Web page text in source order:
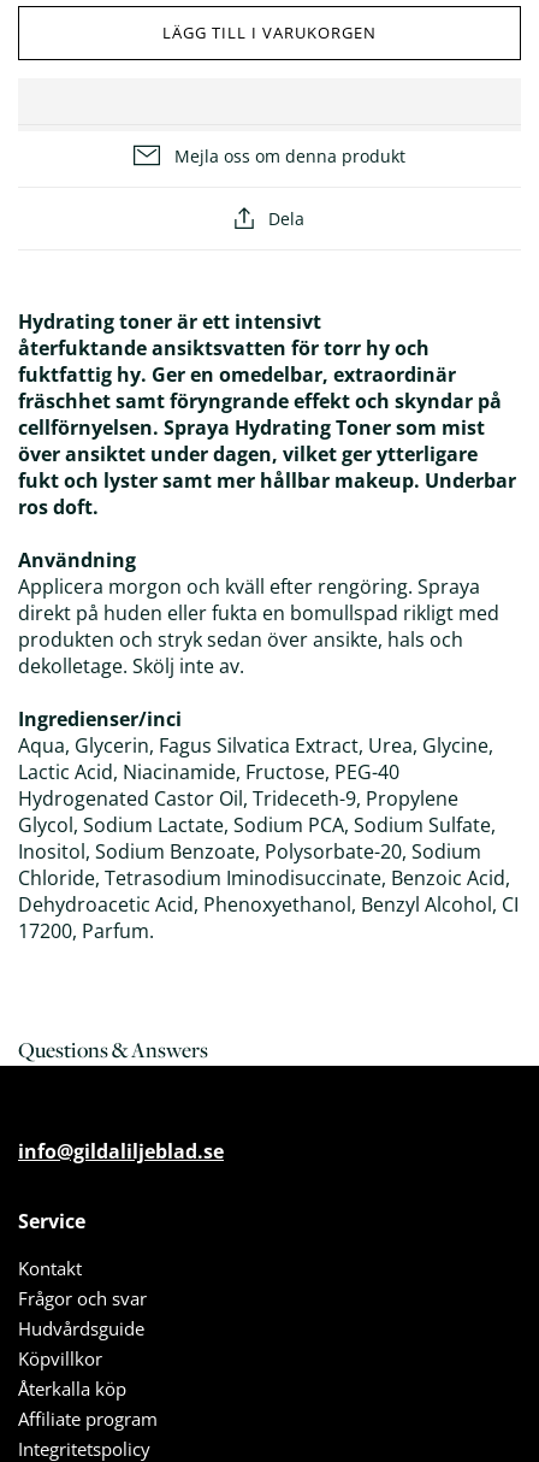
Glöm inte solskyddet! ☀️
LÄGG TILL I VARUKORGEN
Mejla oss om denna produkt
Dela
Hydrating toner är ett intensivt
återfuktande ansiktsvatten för torr hy och
fuktfattig hy. Ger en omedelbar, extraordinär
fräschhet samt föryngrande effekt och skyndar på
cellförnyelsen. Spraya Hydrating Toner som mist
över ansiktet under dagen, vilket ger ytterligare
fukt och lyster samt mer hållbar makeup. Underbar
ros doft.
Användning
Applicera morgon och kväll efter rengöring. Spraya
direkt på huden eller fukta en bomullspad rikligt med
produkten och stryk sedan över ansikte, hals och
dekolletage. Skölj inte av.
Ingredienser/inci
Aqua, Glycerin, Fagus Silvatica Extract, Urea, Glycine,
Lactic Acid, Niacinamide, Fructose, PEG-40
Hydrogenated Castor Oil, Trideceth-9, Propylene
Glycol, Sodium Lactate, Sodium PCA, Sodium Sulfate,
Inositol, Sodium Benzoate, Polysorbate-20, Sodium
Chloride, Tetrasodium Iminodisuccinate, Benzoic Acid,
Dehydroacetic Acid, Phenoxyethanol, Benzyl Alcohol, CI
17200, Parfum.
Questions & Answers
info@gildaliljeblad.se
Service
Kontakt
Frågor och svar
Hudvårdsguide
Köpvillkor
Återkalla köp
Affiliate program
Integritetspolicy